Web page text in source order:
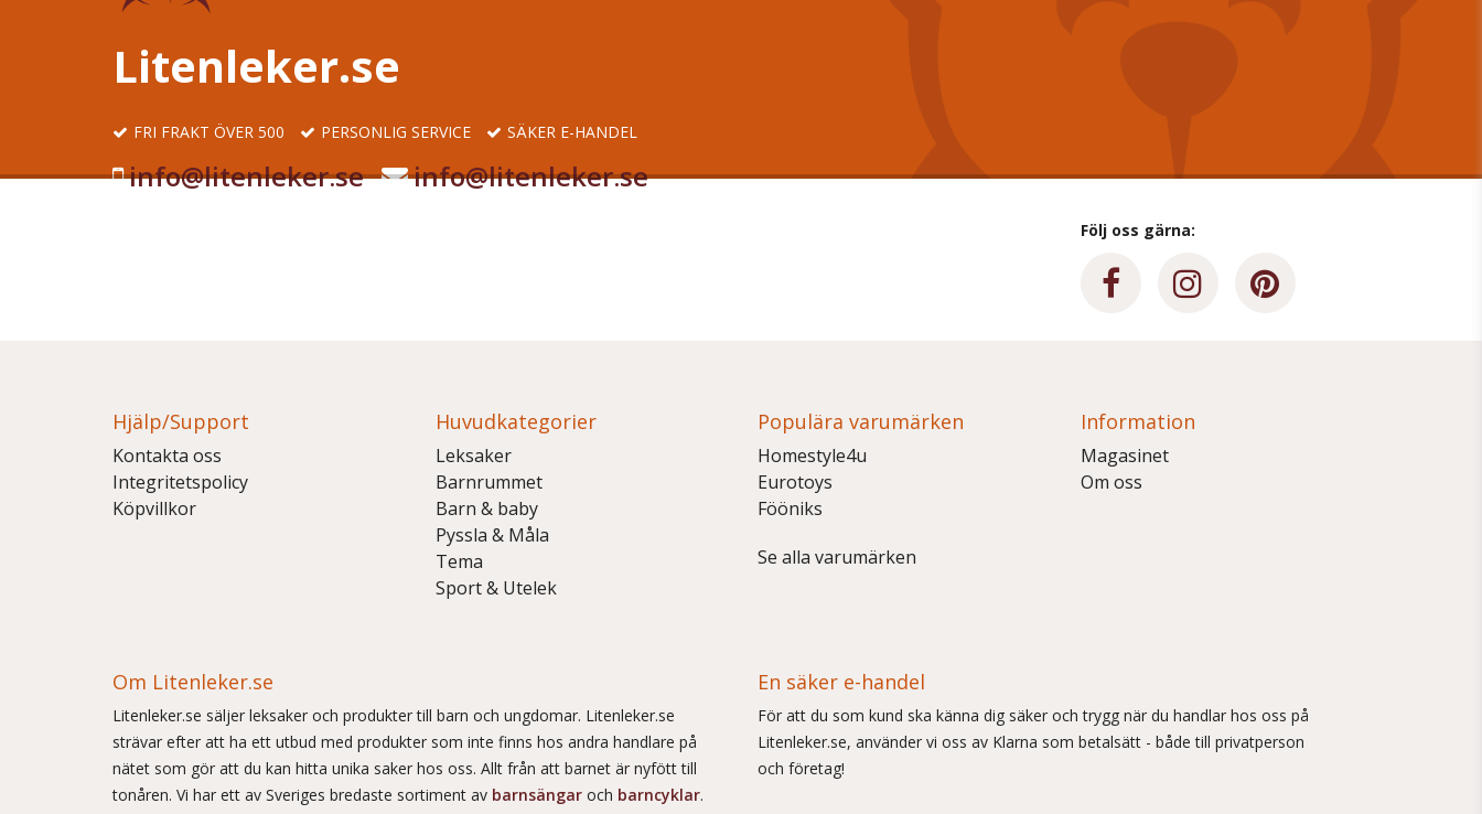
Litenleker.se
FRI FRAKT ÖVER 500 PERSONLIG SERVICE SÄKER E-HANDEL
info@litenleker.se info@litenleker.se
Följ oss gärna:
Hjälp/Support
Kontakta oss
Integritetspolicy
Köpvillkor
Huvudkategorier
Leksaker
Barnrummet
Barn & baby
Pyssla & Måla
Tema
Sport & Utelek
Populära varumärken
Homestyle4u
Eurotoys
Fööniks
Se alla varumärken
Information
Magasinet
Om oss
Om Litenleker.se
Litenleker.se säljer leksaker och produkter till barn och ungdomar. Litenleker.se
strävar efter att ha ett utbud med produkter som inte finns hos andra handlare på
nätet som gör att du kan hitta unika saker hos oss. Allt från att barnet är nyfött till
tonåren. Vi har ett av Sveriges bredaste sortiment av barnsängar och barncyklar.
En säker e-handel
För att du som kund ska känna dig säker och trygg när du handlar hos oss på
Litenleker.se, använder vi oss av Klarna som betalsätt - både till privatperson
och företag!